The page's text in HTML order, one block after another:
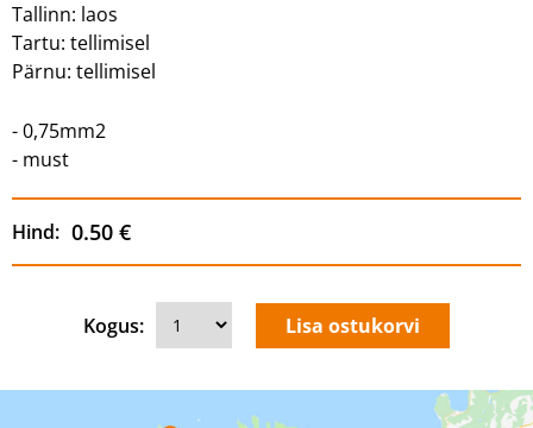
Tallinn: laos
Tartu: tellimisel
Pärnu: tellimisel
- 0,75mm2
- must
Hind: 0.50 €
Kogus: